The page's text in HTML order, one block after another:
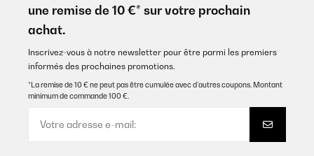
Amazon-Benutzer
Traduire
Leider konnte man das Faltdach nicht auf Bildern sehen. Es ist
sind klasse und lassen sich gut hoch und runter machen. Qualität
une remise de 10 €* sur votre prochain
achat.
Inscrivez-vous à notre newsletter pour être parmi les premiers
informés des prochaines promotions.
*La remise de 10 € ne peut pas être cumulée avec d’autres coupons. Montant
minimum de commande 100 €.